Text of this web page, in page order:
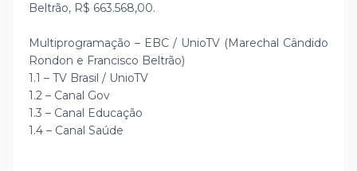
Beltrão, R$ 663.568,00.
Multiprogramação – EBC / UnioTV (Marechal Cândido
Rondon e Francisco Beltrão)
1.1 – TV Brasil / UnioTV
1.2 – Canal Gov
1.3 – Canal Educação
1.4 – Canal Saúde